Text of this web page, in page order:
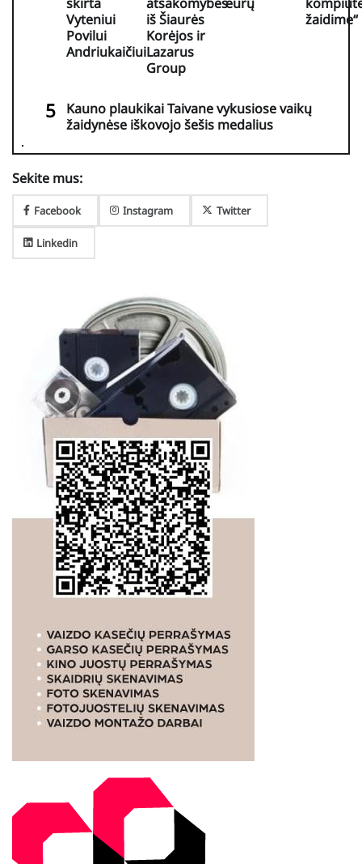
skirta
Vyteniui
Povilui
Andriukaičiui
atsakomybės
iš Šiaurės
Korėjos ir
Lazarus
Group
eurų
žaidime“
Kauno plaukikai Taivane vykusiose vaikų
žaidynėse iškovojo šešis medalius
Sekite mus:
Facebook Instagram Twitter
Linkedin